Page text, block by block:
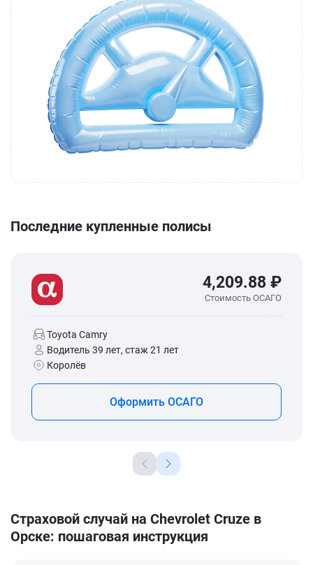
Последние купленные полисы
4,209.88 ₽
Стоимость ОСАГО
Toyota Camry
Водитель 39 лет, стаж 21 лет
Королёв
Оформить ОСАГО
Страховой случай на Chevrolet Cruze в
Орске: пошаговая инструкция